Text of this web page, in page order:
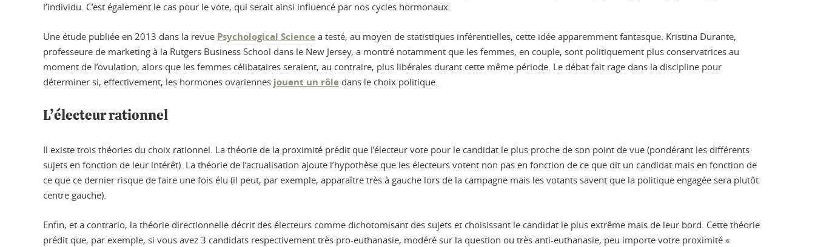
l’individu. C’est également le cas pour le vote, qui serait ainsi influencé par nos cycles hormonaux.
Une étude publiée en 2013 dans la revue Psychological Science a testé, au moyen de statistiques inférentielles, cette idée apparemment fantasque. Kristina Durante,
professeure de marketing à la Rutgers Business School dans le New Jersey, a montré notamment que les femmes, en couple, sont politiquement plus conservatrices au
moment de l’ovulation, alors que les femmes célibataires seraient, au contraire, plus libérales durant cette même période. Le débat fait rage dans la discipline pour
déterminer si, effectivement, les hormones ovariennes jouent un rôle dans le choix politique.
L’électeur rationnel
Il existe trois théories du choix rationnel. La théorie de la proximité prédit que l’électeur vote pour le candidat le plus proche de son point de vue (pondérant les différents
sujets en fonction de leur intérêt). La théorie de l’actualisation ajoute l’hypothèse que les électeurs votent non pas en fonction de ce que dit un candidat mais en fonction de
ce que ce dernier risque de faire une fois élu (il peut, par exemple, apparaître très à gauche lors de la campagne mais les votants savent que la politique engagée sera plutôt
centre gauche).
Enfin, et a contrario, la théorie directionnelle décrit des électeurs comme dichotomisant des sujets et choisissant le candidat le plus extrême mais de leur bord. Cette théorie
prédit que, par exemple, si vous avez 3 candidats respectivement très pro-euthanasie, modéré sur la question ou très anti-euthanasie, peu importe votre proximité «